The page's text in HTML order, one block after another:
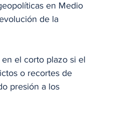
en Medio
de la
el corto plazo si el
o recortes de
presión a los